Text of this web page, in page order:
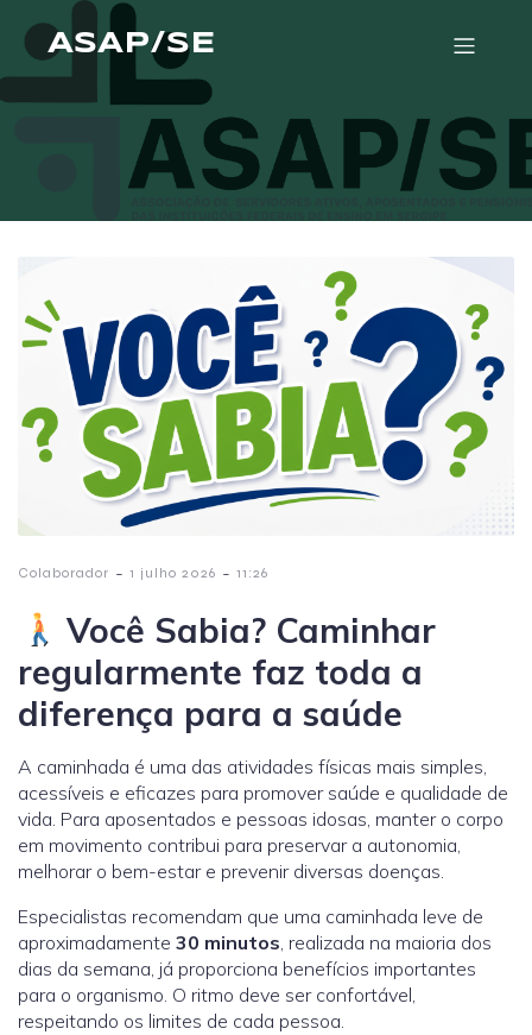
ASAP/SE
Colaborador - 1 julho 2026 - 11:26
Você Sabia? Caminhar
regularmente faz toda a
diferença para a saúde
A caminhada é uma das atividades físicas mais simples,
acessíveis e eficazes para promover saúde e qualidade de
vida. Para aposentados e pessoas idosas, manter o corpo
em movimento contribui para preservar a autonomia,
melhorar o bem-estar e prevenir diversas doenças.
Especialistas recomendam que uma caminhada leve de
aproximadamente 30 minutos, realizada na maioria dos
dias da semana, já proporciona benefícios importantes
para o organismo. O ritmo deve ser confortável,
respeitando os limites de cada pessoa.